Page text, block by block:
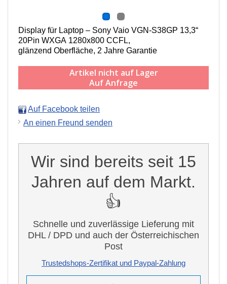
Display für Laptop – Sony Vaio VGN-S38GP 13,3“
20Pin WXGA 1280x800 CCFL,
g länzend Oberfläche, 2 Jahre Garantie
Artikel nicht auf Lager
Auf Anfrage
Auf Facebook teilen
An einen Freund senden
Wir sind bereits seit 15
Jahren auf dem Markt.
👍
Schnelle und zuverlässige Lieferung mit
DHL / DPD und auch der Österreichischen
Post
Trustedshops-Zertifikat und Paypal-Zahlung